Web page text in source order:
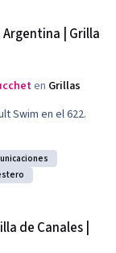
Argentina | Grilla
en Grillas
Swim en el 622.
de Canales |